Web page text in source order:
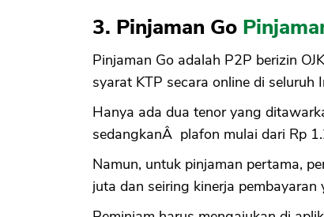
3. Pinjaman Go
Pinjaman Go adalah P2P berizin
syarat KTP secara online di seluruh
Hanya ada dua tenor yang
sedangkanÂ plafon mulai dari Rp
Namun, untuk pinjaman pertama,
juta dan seiring kinerja